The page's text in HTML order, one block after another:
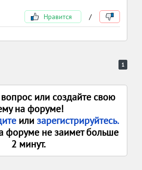
Нравится /
1
или создайте свою
на форуме!
илизарегистрируйтесь.
форуме не заимет больше
2 минут.